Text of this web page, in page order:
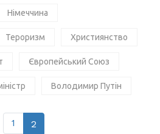
Німеччина
Тероризм Християнство
Європейський Союз
Володимир Путін
1 2